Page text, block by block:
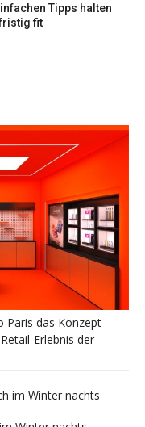
Tipps halten
fit
Paris das Konzept
Erlebnis der